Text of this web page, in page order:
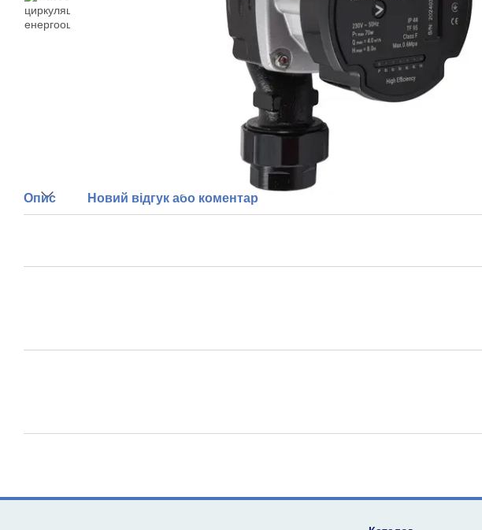
Опис Новий відгук або коментар